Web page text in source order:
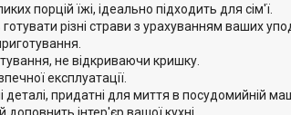
порцій їжі, ідеально підходить для сім'ї.
різні страви з урахуванням ваших
не відкриваючи кришку.
експлуатації.
деталі, придатні для миття в посудомийній